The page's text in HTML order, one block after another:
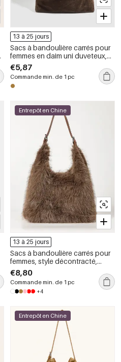
13 à 25 jours
Sacs à bandoulière carrés pour
femmes en daim uni duveteux,
style décontracté
€5,87
Commande min. de 1 pc
Entrepôt en Chine
13 à 25 jours
Sacs à bandoulière carrés pour
femmes, style décontracté,
couleur unie, imitation fourrure
duveteuse
€8,80
Commande min. de 1 pc
+4
Entrepôt en Chine